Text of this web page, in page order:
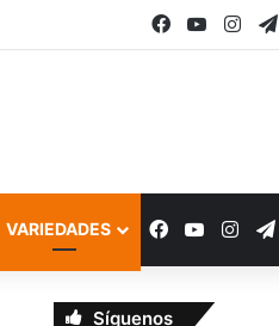
Facebook
YouTube
VARIEDADES Facebook
YouTube
Síguenos